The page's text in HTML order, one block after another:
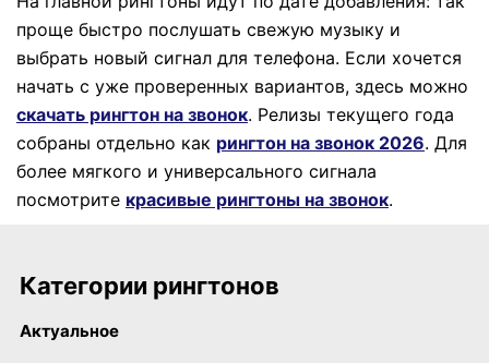
проще быстро послушать свежую музыку и
выбрать новый сигнал для телефона. Если хочется
начать с уже проверенных вариантов, здесь можно
скачать рингтон на звонок. Релизы текущего года
собраны отдельно как рингтон на звонок 2026. Для
более мягкого и универсального сигнала
посмотрите красивые рингтоны на звонок.
Категории рингтонов
Актуальное